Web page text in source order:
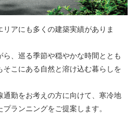
アにも多くの建築実績がありま
、巡る季節や穏やかな時間ととも
そこにある自然と溶け込む暮らしを
通勤をお考えの方に向けて、寒冷地
ランニングをご提案します。